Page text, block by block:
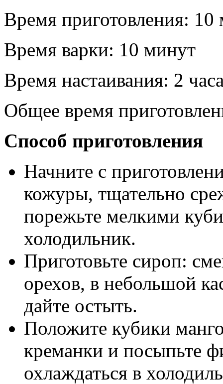
Время приготовления: 10
Время варки: 10 минут
Время настаивания: 2
Общее время
Способ приготовления
Начните с
кожуры, тщательно
порежьте мелкими
холодильник.
Приготовьте сироп:
орехов, в небольшой
дайте остыть.
Положите кубики
креманки и посыпьте
охлаждаться в